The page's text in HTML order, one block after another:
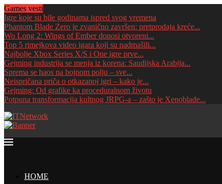
Games vesti
Igre koje su bile godinama ispred svog vremena
Phantom Blade Zero je zvanično završen: pretprodaja kreće...
Wo Long 2: Wings of Ember donosi otvoreni...
Top 5 rimejkova video igara koji su nadmašili...
Najbolje Xbox Series X/S i One igre prve...
Gejming industrija se menja iz korena: Saudijska Arabija...
Sprema se haos na bojnom polju – sve...
Neispričana priča o otkazanoj igri – kako je...
Gejming: Od grafike ka proceduralnom životu
Potpuna transformacija kultnog JRPG-a – zašto je Xenoblade...
HOME